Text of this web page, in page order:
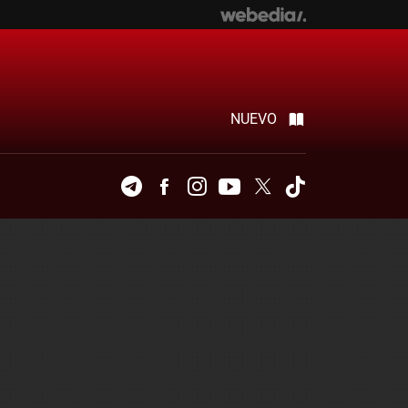
NUEVO
TelegramFacebookInstagramYoutubeTwitter